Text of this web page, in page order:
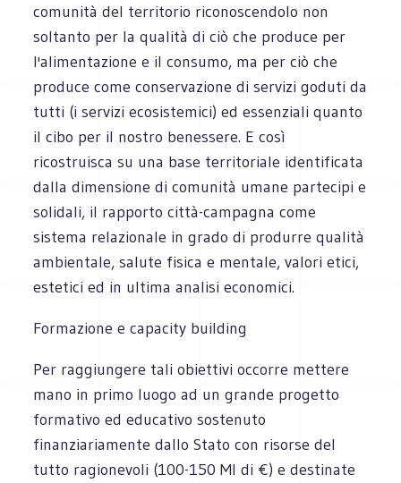
comunità del territorio riconoscendolo non
soltanto per la qualità di ciò che produce per
l'alimentazione e il consumo, ma per ciò che
produce come conservazione di servizi goduti da
tutti (i servizi ecosistemici) ed essenziali quanto
il cibo per il nostro benessere. E così
ricostruisca su una base territoriale identificata
dalla dimensione di comunità umane partecipi e
solidali, il rapporto città-campagna come
sistema relazionale in grado di produrre qualità
ambientale, salute fisica e mentale, valori etici,
estetici ed in ultima analisi economici.
Formazione e capacity building
Per raggiungere tali obiettivi occorre mettere
mano in primo luogo ad un grande progetto
formativo ed educativo sostenuto
finanziariamente dallo Stato con risorse del
tutto ragionevoli (100-150 Ml di €) e destinate